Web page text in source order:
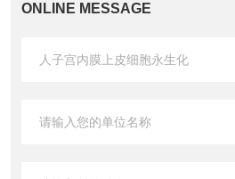
ONLINE MESSAGE